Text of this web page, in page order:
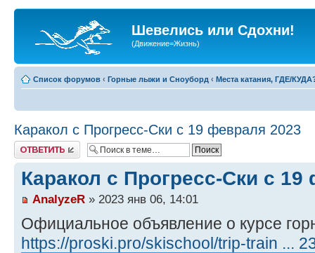
Шевелись или Сдохни!
(Движение=Жизнь)
Список форумов ‹ Горные лыжи и Сноуборд ‹ Места катания, ГДЕ/
Каракол с Прогресс-Ски с 19 февраля 2023
Ответить
Каракол с Прогресс-Ски с 19
AnalyzeR » 2023 янв 06, 14:01
Официальное объявление о курсе
https://proski.pro/skischool/trip-train ...